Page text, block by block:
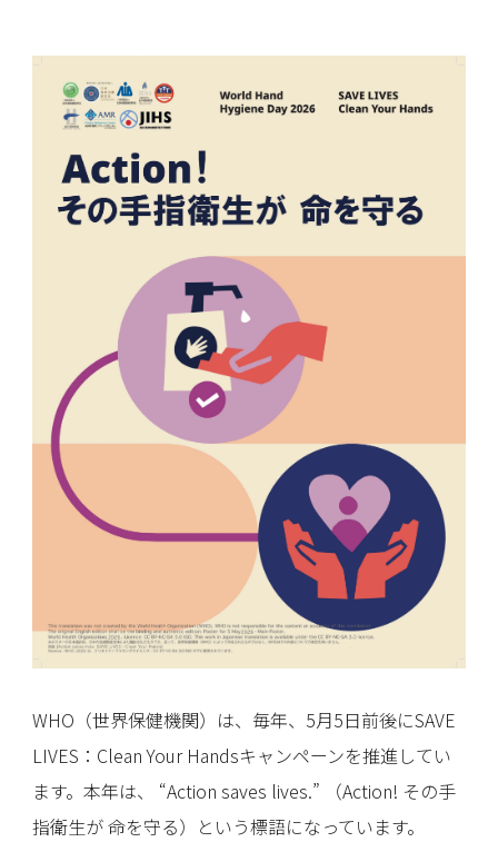
WHO（世界保健機関）は、毎年、5月5日前後にSAVE
LIVES：Clean Your Handsキャンペーンを推進してい
ます。本年は、 “Action saves lives.” （Action! その手
指衛生が 命を守る）という標語になっています。